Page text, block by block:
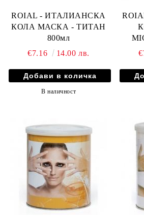
ROIAL - ИТАЛИАНСКА
КОЛА МАСКА - ТИТАН
800мл
€7.16
14.00 лв.
В наличност